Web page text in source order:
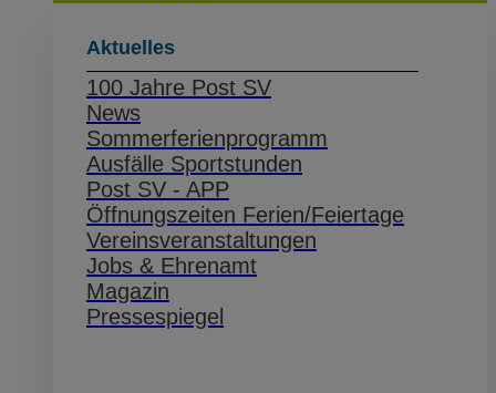
Aktuelles
100 Jahre Post SV
News
Sommerferienprogramm
Ausfälle Sportstunden
Post SV - APP
Öffnungszeiten Ferien/Feiertage
Vereinsveranstaltungen
Jobs & Ehrenamt
Magazin
Pressespiegel